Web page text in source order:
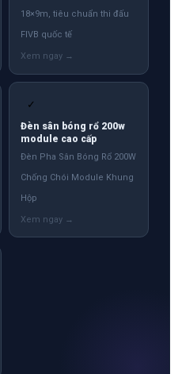
18×9m, tiêu chuẩn thi đấu
FIVB quốc tế
✓
Đèn sân bóng rổ 200w
module cao cấp
Đèn Pha Sân Bóng Rổ 200W
Chống Chói Module Khung
Hộp